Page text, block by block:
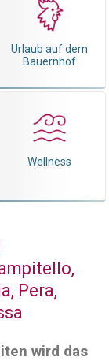
Urlaub auf dem
Bauernhof
Wellness
Pera,
wird das